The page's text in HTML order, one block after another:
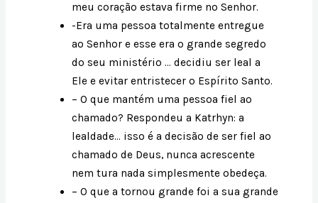
meu coração estava firme no Senhor.
-Era uma pessoa totalmente entregue
ao Senhor e esse era o grande segredo
do seu ministério … decidiu ser leal a
Ele e evitar entristecer o Espírito Santo.
– O que mantém uma pessoa fiel ao
chamado? Respondeu a Katrhyn: a
lealdade… isso é a decisão de ser fiel ao
chamado de Deus, nunca acrescente
nem tura nada simplesmente obedeça.
– O que a tornou grande foi a sua grande